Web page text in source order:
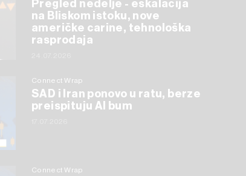
Pregled nedelje - eskalacija
na Bliskom istoku, nove
američke carine, tehnološka
rasprodaja
Connect Wrap
SAD i Iran ponovo u ratu, berze
preispituju AI bum
Connect Wrap